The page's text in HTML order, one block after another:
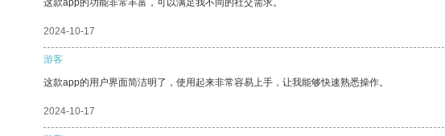
这款app的功能非常丰富，可以满足我不同的社交需求。
2024-10-17
游客
这款app的用户界面简洁明了，使用起来非常容易上手，让我能够快速熟悉操作。
2024-10-17